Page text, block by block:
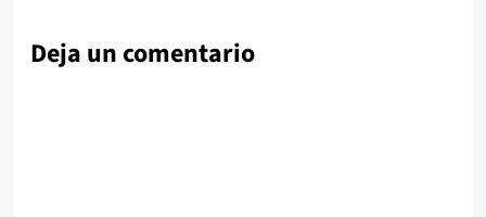
Deja un comentario